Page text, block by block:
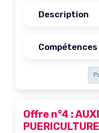
Description
Compétences
Offre n°4 :